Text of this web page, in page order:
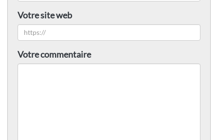
Votre site web
Votre commentaire